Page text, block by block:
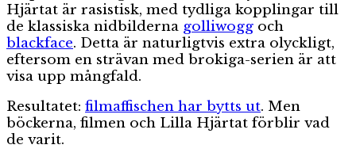
Hjärtat är rasistisk, med tydliga kopplingar till
de klassiska nidbilderna golliwogg och
blackface. Detta är naturligtvis extra olyckligt,
eftersom en strävan med brokiga-serien är att
visa upp mångfald.
Resultatet: filmaffischen har bytts ut. Men
böckerna, filmen och Lilla Hjärtat förblir vad
de varit.